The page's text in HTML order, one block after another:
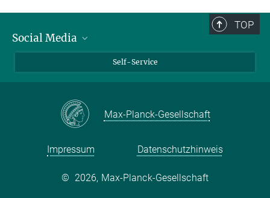
TOP
Social Media
Facebook
Self-Service
Max-Planck-Gesellschaft
Impressum Datenschutzhinweis
© 2026, Max-Planck-Gesellschaft